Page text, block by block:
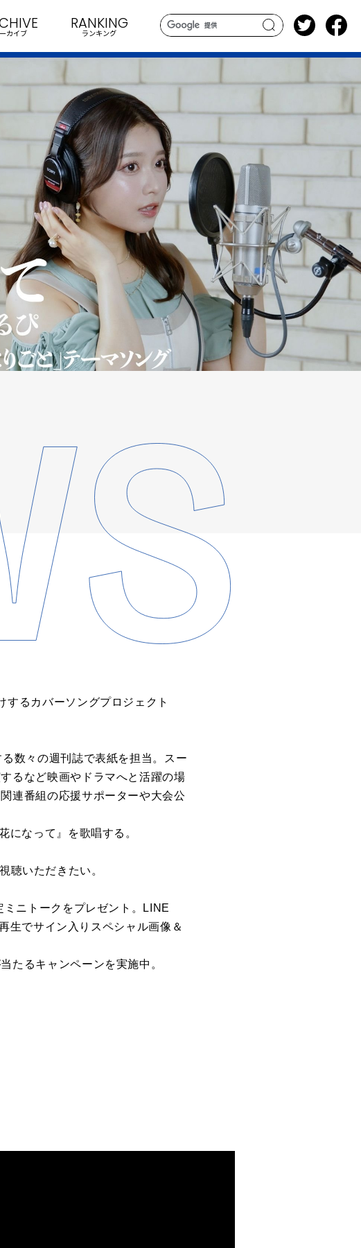
search
カイブ
RANKING
ランキング
るカバーソングプロジェクト
数々の週刊誌で表紙を担当。スー
るなど映画やドラマへと活躍の場
連番組の応援サポーターや大会公
になって』を歌唱する。
聴いただきたい。
ニトークをプレゼント。LINE
生でサイン入りスペシャル画像＆
たるキャンペーンを実施中。